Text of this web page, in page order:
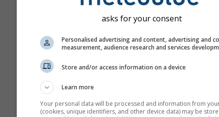
Пиктограм
Температура (макс.)
Температура (мин.)
Удар ветра
UV Index
asks for your consent
Personalised advertising and content, advertising and
measurement, audience research and services
Store and/or access information on a device
Learn more
Your personal data will be processed and information from
(cookies, unique identifiers, and other device data) may be